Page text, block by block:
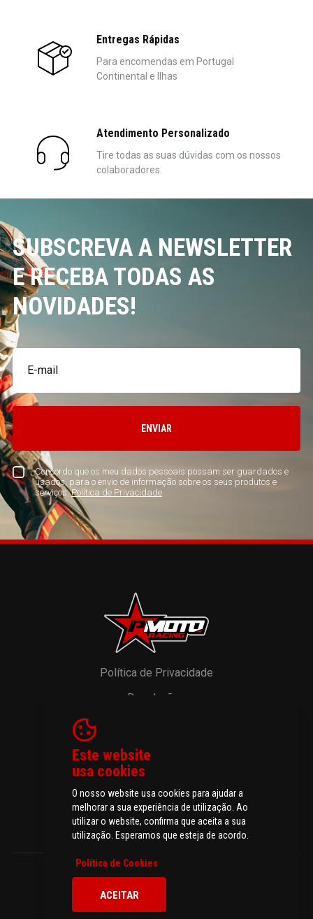
Entregas Rápidas
Para encomendas em Portugal
Continental e Ilhas
Atendimento Personalizado
Tire todas as suas dúvidas com os nossos
colaboradores.
SUBSCREVA A NEWSLETTER
E RECEBA TODAS AS
NOVIDADES!
Concordo que os meu dados pessoais possam ser guardados e
usados, para o envio de informação sobre os seus produtos e
serviços.Política de Privacidade
ENVIAR
Política de Privacidade
Devoluções
Livro de Reclamações
© 2026 P-MOTO - Peças e Acessórios para Motos.
Todos os direitos reservados
Todos os preços incluem IVA à taxa legal em vigor.
Este website
usa cookies
O nosso website usa cookies para ajudar a
melhorar a sua experiência de utilização. Ao
utilizar o website, confirma que aceita a sua
utilização. Esperamos que esteja de acordo.
Política de Cookies
ACEITAR